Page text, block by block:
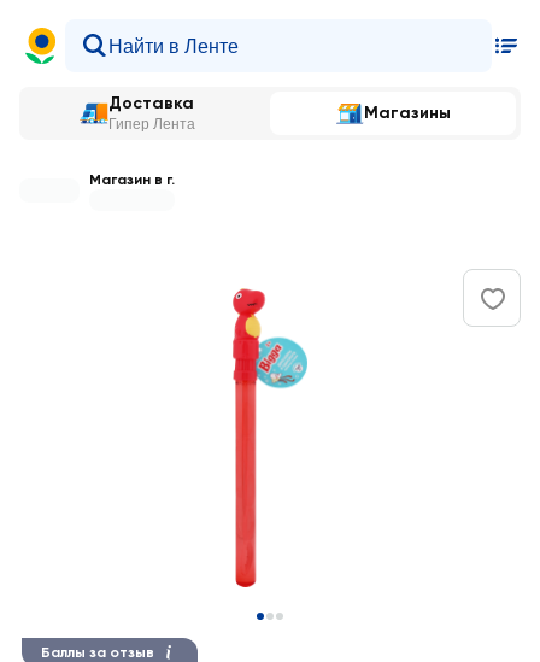
Доставка
Гипер Лента
Магазины
Магазин в г.
Баллы за отзыв